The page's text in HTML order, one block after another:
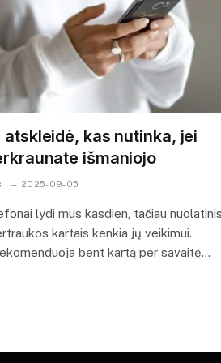
atskleidė, kas nutinka, jei
išmaniojo
2025-09-05
lydi mus kasdien, tačiau
kartais kenkia jų veikimui.
bent kartą per savaitę…